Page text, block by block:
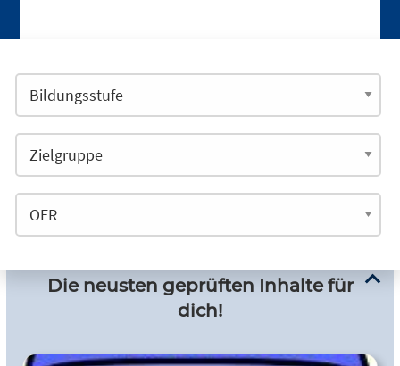
Die neusten geprüften Inhalte für
dich!